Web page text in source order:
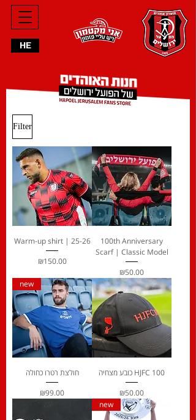
HE
Filter
Warm-up shirt | 25-26
Price
₪150.00
100th Anniversary
Scarf | Classic Model
Price
₪50.00
new
חולצת רטרו כחולה
Price
₪99.00
כובע מצחיה HJFC 100
Price
₪50.00
new